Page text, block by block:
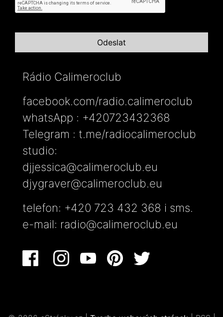
Rádio Calimeroclub
facebook.com/radio.calimeroclub
whatsApp : +420723432368
Telegram : t.me/radiocalimeroclub
studio:
djjessica@calimeroclub.eu
djygraver@calimeroclub.eu
telefon: +420 723 432 368 i sms.
e-mail: radio@calimeroclub.eu